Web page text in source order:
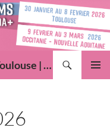
Festival de films LGBTQIA+ de Toulouse | Des Images Aux Mots